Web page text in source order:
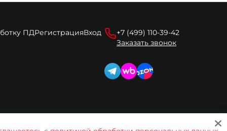
ПДРегистрацияВход
+7 (499) 110-39-42
Заказать звонок